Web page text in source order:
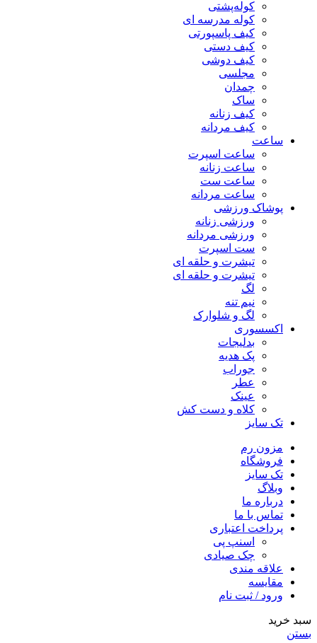
کوله‌پشتی
کوله مدرسه ای
کیف پاسپورتی
کیف دستی
کیف دوشی
مجلسی
چمدان
ساک
کیف زنانه
کیف مردانه
ساعت
ساعت اسپرت
ساعت زنانه
ساعت ست
ساعت مردانه
پوشاک ورزشی
ورزشی زنانه
ورزشی مردانه
ست اسپرت
تیشرت و حلقه ای
تیشرت و حلقه ای
لگ
نیم تنه
لگ و شلوارک
اکسسوری
بدلیجات
پک هدیه
جوراب
عطر
عینک
کلاه و دست کش
تک سایز
مزون رم
فروشگاه
تک سایز
وبلاگ
درباره ما
تماس با ما
پرداخت اعتباری
اسنپ پی
چک صیادی
علاقه مندی
مقايسه
ورود / ثبت نام
سبد خرید
بستن